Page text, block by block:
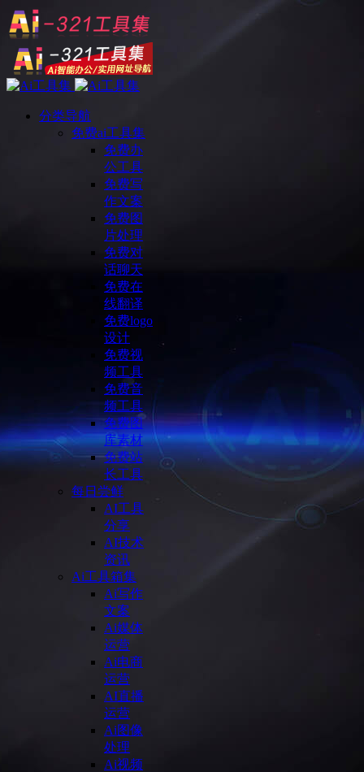
分类导航
免费ai工具集
免费办
公工具
免费写
作文案
免费图
片处理
免费对
话聊天
免费在
线翻译
免费logo
设计
免费视
频工具
免费音
频工具
免费图
库素材
免费站
长工具
每日尝鲜
AI工具
分享
AI技术
资讯
Ai工具箱集
Ai写作
文案
Ai媒体
运营
Ai电商
运营
AI直播
运营
Ai图像
处理
Ai视频